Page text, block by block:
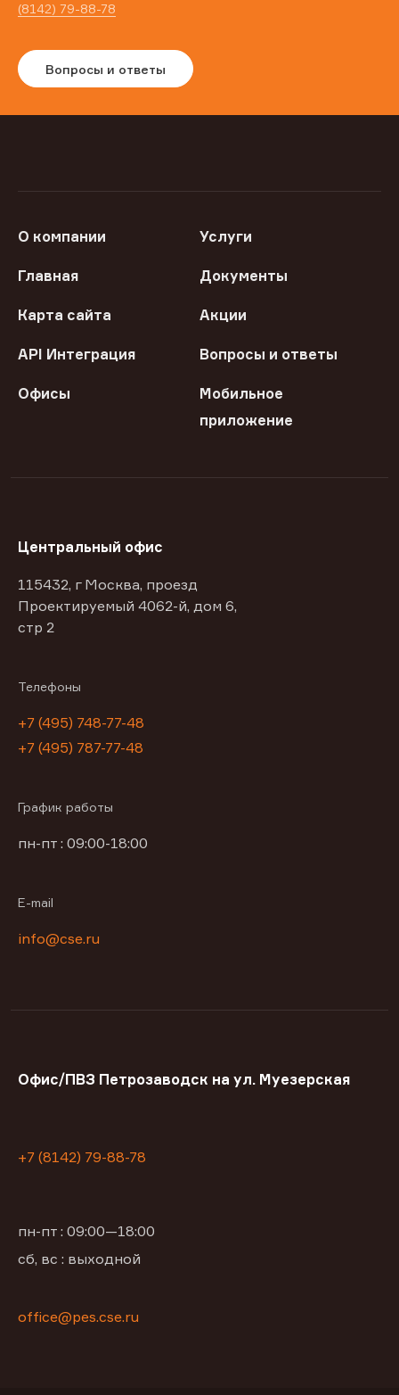
(8142) 79-88-78
Вопросы и ответы
О компании Услуги
Главная Документы
Карта сайта Акции
API Интеграция Вопросы и ответы
Офисы
Мобильное
приложение
Центральный офис
115432, г Москва, проезд
Проектируемый 4062-й, дом 6,
стр 2
Телефоны
+7 (495) 748-77-48
+7 (495) 787-77-48
График работы
пн-пт : 09:00-18:00
E-mail
info@cse.ru
Офис/ПВЗ Петрозаводск на ул. Муезерская
+7 (8142) 79-88-78
пн-пт : 09:00—18:00
сб, вс : выходной
office@pes.cse.ru